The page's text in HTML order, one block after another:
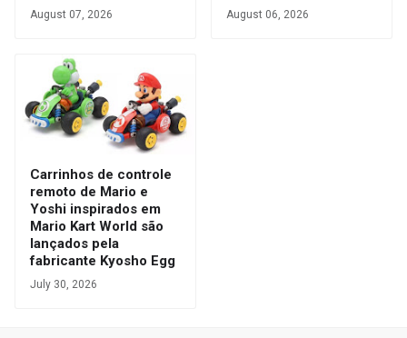
August 07, 2026 August 06, 2026
Carrinhos de controle
remoto de Mario e
Yoshi inspirados em
Mario Kart World são
lançados pela
fabricante Kyosho Egg
July 30, 2026